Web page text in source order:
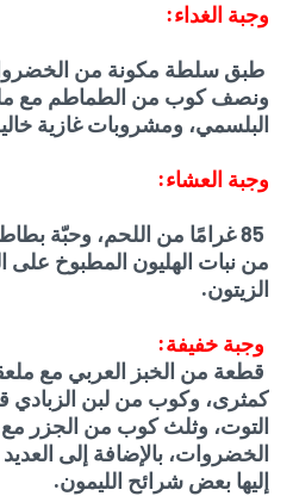
وجبة الغداء:
ونصف كوب من الطماطم مع
البلسمي، ومشروبات غازية
وجبة العشاء:
85 غرامًا من اللحم، وحبّة
من نبات الهليون المطبوخ على
الزيتون.
وجبة خفيفة:
قطعة من الخبز العربي مع
كمثرى، وكوب من لبن
الخضروات، بالإضافة إلى
إليها بعض شرائح الليمون.